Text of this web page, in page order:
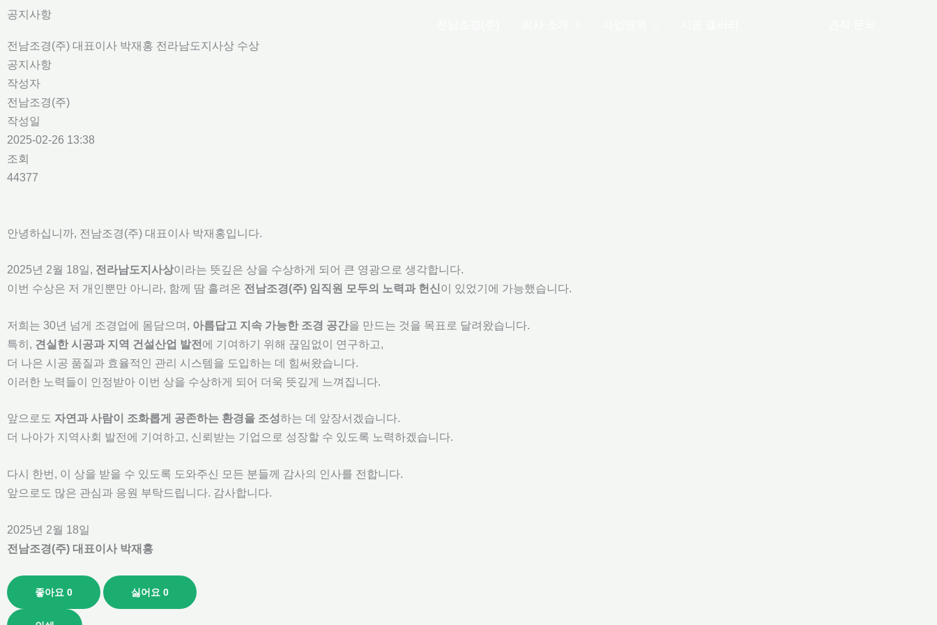
콘
츠
로
건
너
뛰
기
공지사항
전남조경(주) 대표이사 박재홍 전라남도지사상 수상
공지사항
작성자
전남조경(주)
작성일
2025-02-26 13:38
조회
44377
안녕하십니까, 전남조경(주) 대표이사 박재홍입니다.
2025년 2월 18일, 전라남도지사상이라는 뜻깊은 상을 수상하게 되어 큰 영광으로 생각합니다.
이번 수상은 저 개인뿐만 아니라, 함께 땀 흘려온 전남조경(주) 임직원 모두의 노력과 헌신 이 있었기에 가능했습니다.
저희는 30년 넘게 조경업에 몸담으며, 아름답고 지속 가능한 조경 공간을 만드는 것을 목표로 달려왔습니다.
특히, 견실한 시공과 지역 건설산업 발전 에 기여하기 위해 끊임없이 연구하고,
더 나은 시공 품질과 효율적인 관리 시스템을 도입하는 데 힘써왔습니다.
이러한 노력들이 인정받아 이번 상을 수상하게 되어 더욱 뜻깊게 느껴집니다.
앞으로도 자연과 사람이 조화롭게 공존하는 환경을 조성하는 데 앞장서겠습니다.
더 나아가 지역사회 발전에 기여하고, 신뢰받는 기업으로 성장할 수 있도록 노력하겠습니다.
다시 한번, 이 상을 받을 수 있도록 도와주신 모든 분들께 감사의 인사를 전합니다.
앞으로도 많은 관심과 응원 부탁드립니다. 감사합니다.
2025년 2월 18일
전남조경(주) 대표이사 박재홍
좋아요 0 싫어요 0